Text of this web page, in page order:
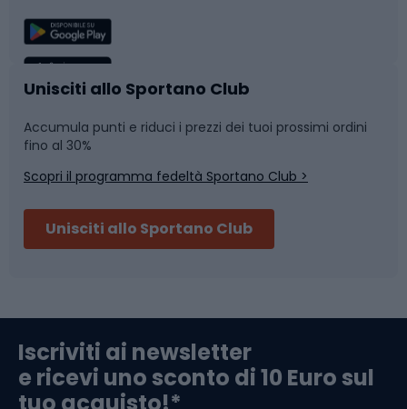
Sport di squadra
Caschi da ciclismo
Skitouring
Abbigliamento da escursionismo
Camminata nordica
Nuoto
Pattinaggio
Componenti per biciclette
Arrampicata
Unisciti allo Sportano Club
Accumula punti e riduci i prezzi dei tuoi prossimi ordini
fino al 30%
Scopri il programma fedeltà Sportano Club >
Unisciti allo Sportano Club
Iscriviti ai newsletter
e ricevi uno sconto di 10 Euro sul
tuo acquisto!*